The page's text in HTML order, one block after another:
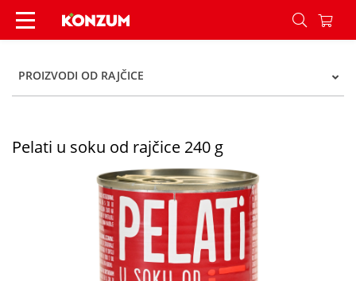
Pelati u soku od rajčice 240 g - Konzum
PROIZVODI OD RAJČICE
Pelati u soku od rajčice 240 g